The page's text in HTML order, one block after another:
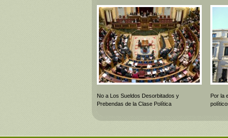
No a Los Sueldos Desorbitados y
Prebendas de la Clase Política
Por la